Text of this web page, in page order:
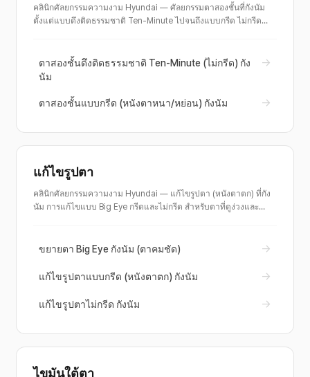
คลินิกศัลยกรรมความงาม Hyundai — ศัลยกรรมตาสองชั้นที่กังนัม
ตั้งแต่แบบดึงติดธรรมชาติ Ten-Minute ไปจนถึงแบบกรีด ไม่กรีด
ตาสองชั้นดึงติดธรรมชาติ Ten-Minute (ไม่กรีด) กัง
นัม
→
ตาสองชั้นแบบกรีด (หนังตาหนา/หย่อน) กังนัม →
แก้ไขรูปตา
คลินิกศัลยกรรมความงาม Hyundai — แก้ไขรูปตา (หนังตาตก) ที่กัง
นัม การแก้ไขแบบ Big Eye กรีดและไม่กรีด สำหรับตาที่ดูง่วงและ
ขยายตา Big Eye กังนัม (ตาคมชัด) →
แก้ไขรูปตาแบบกรีด (หนังตาตก) กังนัม →
แก้ไขรูปตาไม่กรีด กังนัม →
ไขมันใต้ตา